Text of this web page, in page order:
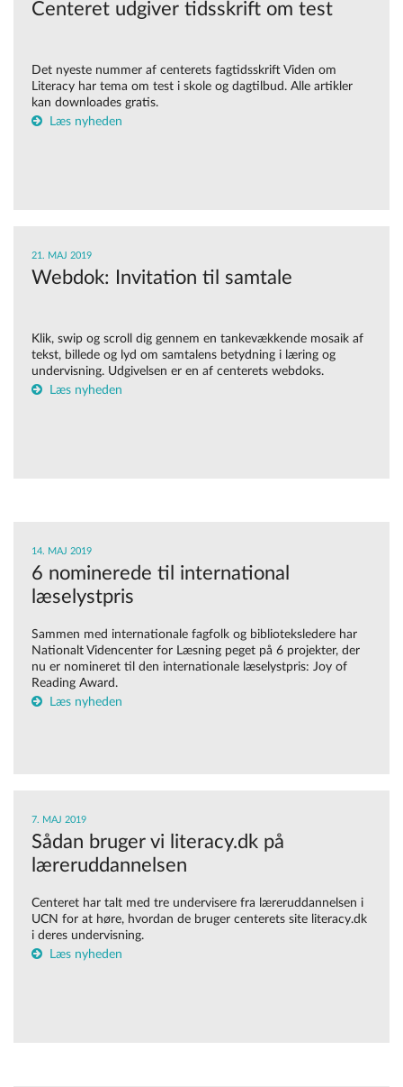
Centeret udgiver tidsskrift om test
Det nyeste nummer af centerets fagtidsskrift Viden om
Literacy har tema om test i skole og dagtilbud. Alle artikler
kan downloades gratis.
Læs nyheden
21. MAJ 2019
Webdok: Invitation til samtale
Klik, swip og scroll dig gennem en tankevækkende mosaik af
tekst, billede og lyd om samtalens betydning i læring og
undervisning. Udgivelsen er en af centerets webdoks.
Læs nyheden
14. MAJ 2019
6 nominerede til international
læselystpris
Sammen med internationale fagfolk og biblioteksledere har
Nationalt Videncenter for Læsning peget på 6 projekter, der
nu er nomineret til den internationale læselystpris: Joy of
Reading Award.
Læs nyheden
7. MAJ 2019
Sådan bruger vi literacy.dk på
læreruddannelsen
Centeret har talt med tre undervisere fra læreruddannelsen i
UCN for at høre, hvordan de bruger centerets site literacy.dk
i deres undervisning.
Læs nyheden